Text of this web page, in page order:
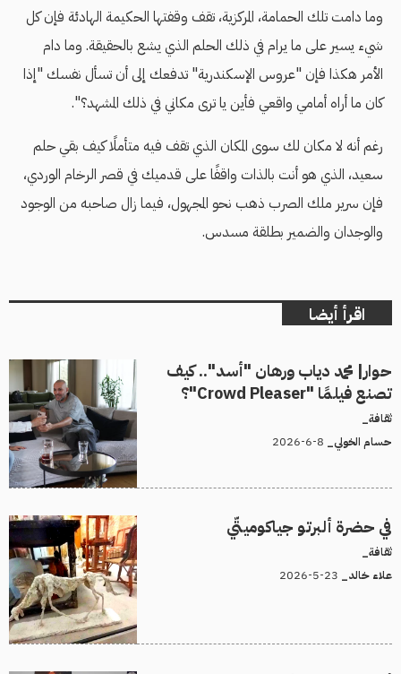
وما دامت تلك الحمامة، المركزية، تقف وقفتها الحكيمة الهادئة فإن كل
شيء يسير على ما يرام في ذلك الحلم الذي يشع بالحقيقة. وما دام
الأمر هكذا فإن "عروس الإسكندرية" تدفعك إلى أن تسأل نفسك "إذا
كان ما أراه أمامي واقعي فأين يا ترى مكاني في ذلك المشهد؟".
رغم أنه لا مكان لك سوى المكان الذي تقف فيه متأملًا كيف بقي حلم
سعيد، الذي هو أنت بالذات واقفًا على قدميك في قصر الرخام الوردي،
فإن سرير ملك الصرب ذهب نحو المجهول، فيما زال صاحبه من الوجود
والوجدان والضمير بطلقة مسدس.
اقرأ أيضا
حوار| محمد دياب ورهان "أسد".. كيف
تصنع فيلمًا "Crowd Pleaser"؟
ثقافة_
حسام الخولي_
في حضرة ألبرتو جياكوميتّي
ثقافة_
علاء خالد_